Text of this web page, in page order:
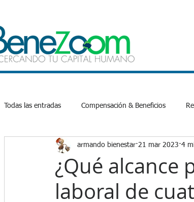
Todas las entradas Compensación & Beneficios
Bienestar Emocional Salud Laboral y
Productividad Inteligencia Artificial Fintech
¿Qué alcance
laboral de
armando bienestar 21 mar 2023 4